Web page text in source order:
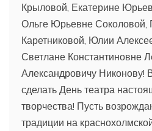
Крыловой, Екатерине
Ольге Юрьевне Соколовой,
Каретниковой, Юлии
Светлане Константиновне
Александровичу Никонову!
сделать День театра
творчества! Пусть
традиции на